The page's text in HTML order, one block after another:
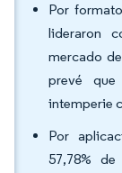
Por
lideraron
mercado
prevé
intemperie
Por
57,78%